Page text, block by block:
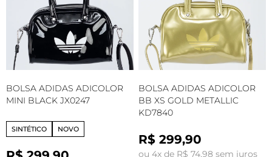
BOLSA ADIDAS ADICOLOR
MINI BLACK JX0247
SINTÉTICO NOVO
BOLSA ADIDAS ADICOLOR
BB XS GOLD METALLIC
KD7840
R$ 299,90
ou 4x de R$ 74,98 sem juros